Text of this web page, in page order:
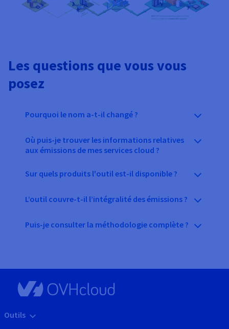
Les questions que vous vous
posez
Pourquoi le nom a-t-il changé ?
Où puis-je trouver les informations relatives
aux émissions de mes services cloud ?
Sur quels produits l'outil est-il disponible ?
L’outil couvre-t-il l’intégralité des émissions ?
Puis-je consulter la méthodologie complète ?
Outils